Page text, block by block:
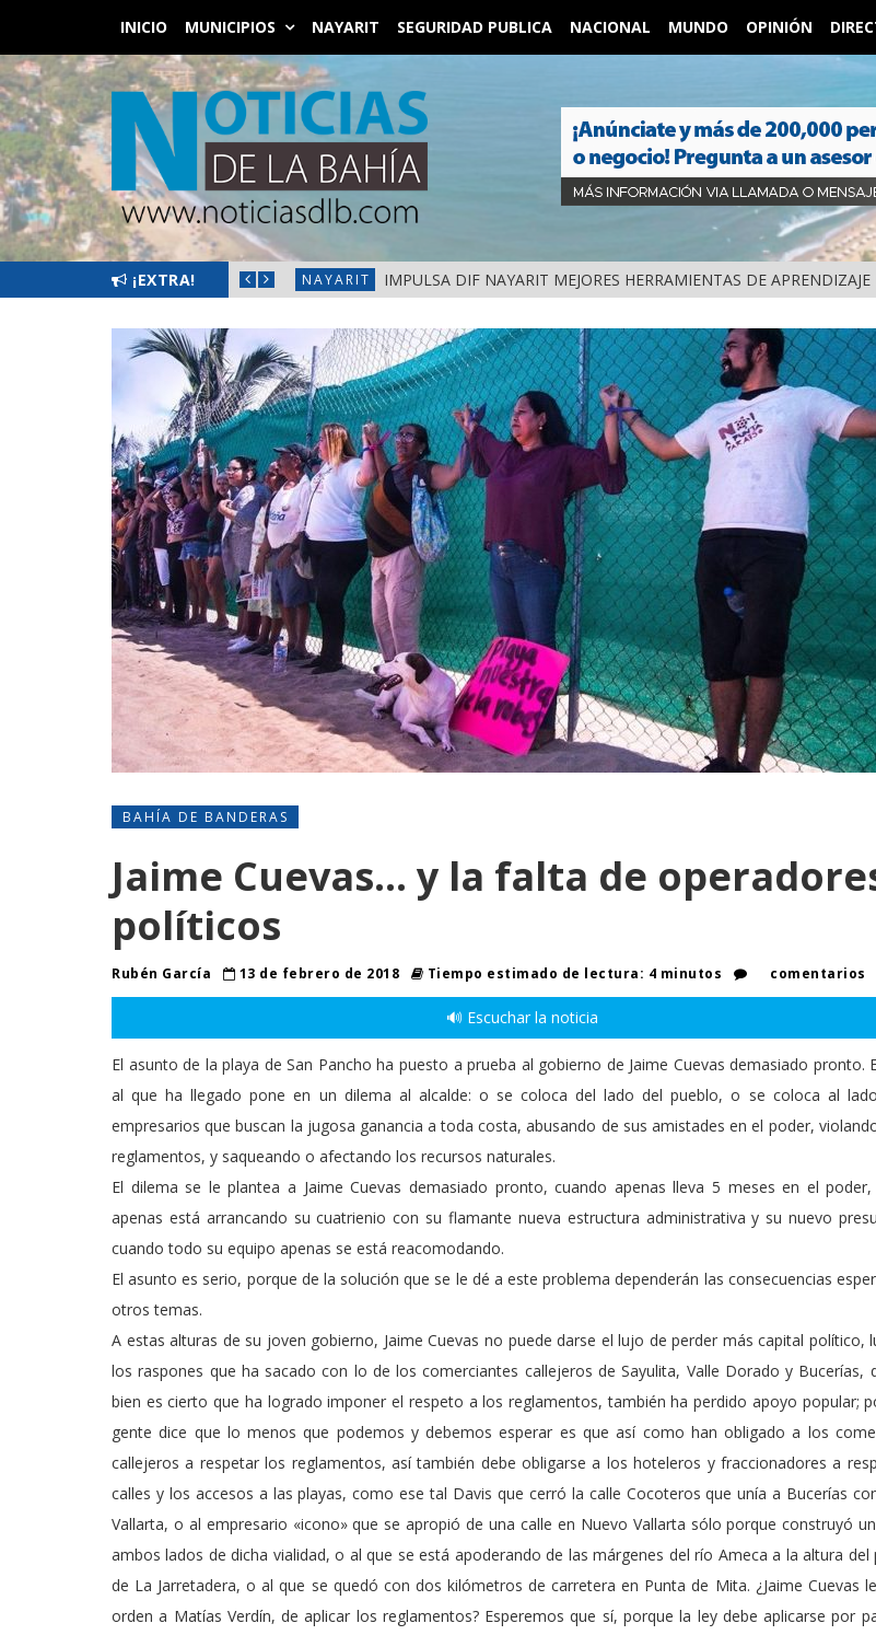
INICIO MUNICIPIOS NAYARIT SEGURIDAD PUBLICA NACIONAL MUNDO OPINIÓN
¡EXTRA! NAYARIT IMPULSA DIF NAYARIT MEJORES HERRAMIENTAS DE
BAHÍA DE BANDERAS
Jaime Cuevas… y la falta de
políticos
Rubén García 13 de febrero de 2018 Tiempo estimado de lectura: 4 minutos comentarios
🔊 Escuchar la noticia
El asunto de la playa de San Pancho ha puesto a prueba al gobierno de Jaime Cuevas demasiado pronto.
al que ha llegado pone en un dilema al alcalde: o se coloca del lado del pueblo, o se coloca al
empresarios que buscan la jugosa ganancia a toda costa, abusando de sus amistades en el poder,
reglamentos, y saqueando o afectando los recursos naturales.
El dilema se le plantea a Jaime Cuevas demasiado pronto, cuando apenas lleva 5 meses en el poder,
apenas está arrancando su cuatrienio con su flamante nueva estructura administrativa y su nuevo
cuando todo su equipo apenas se está reacomodando.
El asunto es serio, porque de la solución que se le dé a este problema dependerán las consecuencias
otros temas.
A estas alturas de su joven gobierno, Jaime Cuevas no puede darse el lujo de perder más capital político,
los raspones que ha sacado con lo de los comerciantes callejeros de Sayulita, Valle Dorado y Bucerías,
bien es cierto que ha logrado imponer el respeto a los reglamentos, también ha perdido apoyo popular;
gente dice que lo menos que podemos y debemos esperar es que así como han obligado a los
callejeros a respetar los reglamentos, así también debe obligarse a los hoteleros y fraccionadores a
calles y los accesos a las playas, como ese tal Davis que cerró la calle Cocoteros que unía a Bucerías
Vallarta, o al empresario «icono» que se apropió de una calle en Nuevo Vallarta sólo porque construyó
ambos lados de dicha vialidad, o al que se está apoderando de las márgenes del río Ameca a la altura del
de La Jarretadera, o al que se quedó con dos kilómetros de carretera en Punta de Mita. ¿Jaime Cuevas
orden a Matías Verdín, de aplicar los reglamentos? Esperemos que sí, porque la ley debe aplicarse por